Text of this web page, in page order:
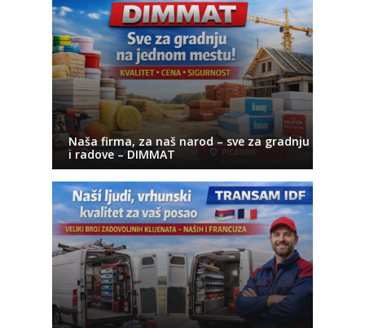
Naša firma, za naš narod – sve za gradnju
i radove – DIMMAT